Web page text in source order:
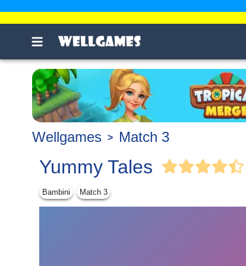
Wellgames Match 3
Yummy Tales
Bambini Match 3